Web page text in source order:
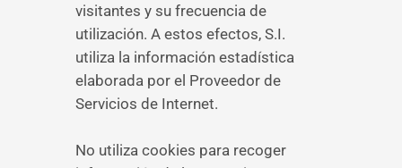
visitantes y su frecuencia de
utilización. A estos efectos, S.I.
utiliza la información estadística
elaborada por el Proveedor de
Servicios de Internet.
No utiliza cookies para recoger